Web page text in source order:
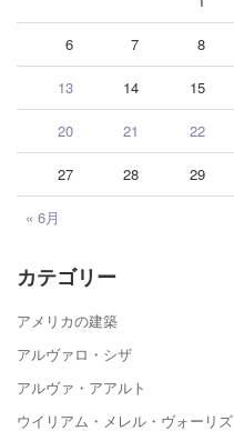
« 6月
6 7 8
13 14 15
20 21 22
27 28 29
カテゴリー
アメリカの建築
アルヴァロ・シザ
アルヴァ・アアルト
ウイリアム・メレル・ヴォーリズ